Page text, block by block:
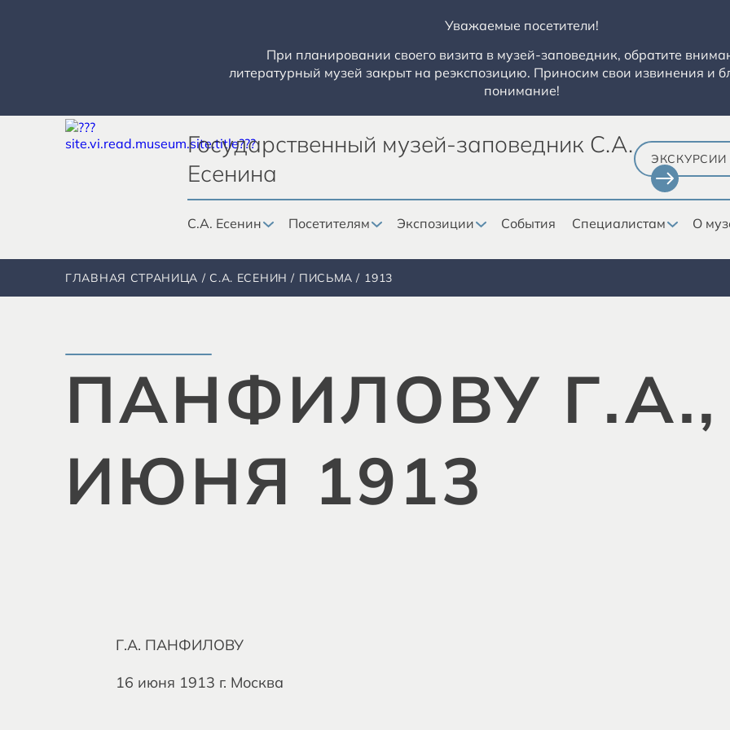
Уважаемые посетители!
При планировании своего визита в музей-заповедник, обратите
литературный музей закрыт на реэкспозицию. Приносим свои извинения и
понимание!
Государственный музей-заповедник С.А.
Есенина
ЭКСКУРСИИ
С.А. Есенин Посетителям Экспозиции События Специалистам О
ГЛАВНАЯ СТРАНИЦА С.А. ЕСЕНИН ПИСЬМА 1913
ПАНФИЛОВУ Г.А.,
ИЮНЯ 1913
Г.А. ПАНФИЛОВУ
16 июня 1913 г. Москва